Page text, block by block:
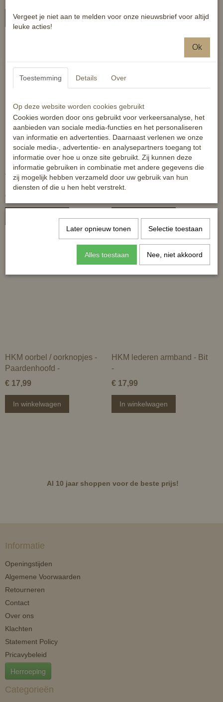
In winkelwagen In winkelwagen
Lucky Charms by Horka -
jouw gelukshangertje!
€ 12,99
Horka halsketting
Paardenhoofd -
zilver/goudkleurig
HKM oorbel / oorknopjes -
Paardenhoofd -
€ 17,99
In winkelwagen
HKM lederen armband - Bit
-
€ 17,99
In winkelwagen
Al 10 jaar shoppen voor de beste prijs!
Informatie
Openingstijden
Algemene Voorwaarden
Retourneren
Contact
Over ons
Klachten
Statement Policy
Pricavybeleid
Herroeping
Categorieën
Vergeet je niet aan te melden voor onze nieuwsbrief voor altijd
leuke acties!
Ok
Toestemming Details Over
Op deze website worden cookies gebruikt
Cookies worden door ons gebruikt voor verkeersanalyse, het
aanbieden van sociale media-functies en het personaliseren
van informatie en advertenties. Daarnaast verlenen we onze
sociale media-, advertentie- en analysepartners toegang tot
informatie over hoe u onze site gebruikt. Zij kunnen deze
informatie gebruiken in combinatie met andere gegevens die
zij mogelijk hebben verzameld door uw gebruik van hun
diensten of die u hen hebt verstrekt.
Later opnieuw tonen Selectie toestaan
Alles toestaan Nee, niet akkoord